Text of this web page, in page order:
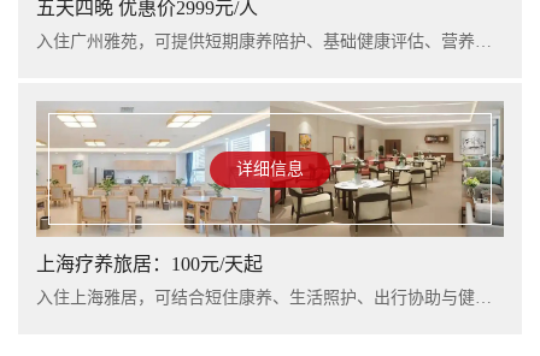
五天四晚 优惠价2999元/人
详细信息
上海疗养旅居：100元/天起
入住上海雅居，可结合短住康养、生活照护、出行协助与健康管理服务，提升长者阶段性休养体验。